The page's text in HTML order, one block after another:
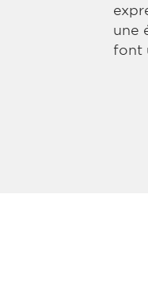
une
font